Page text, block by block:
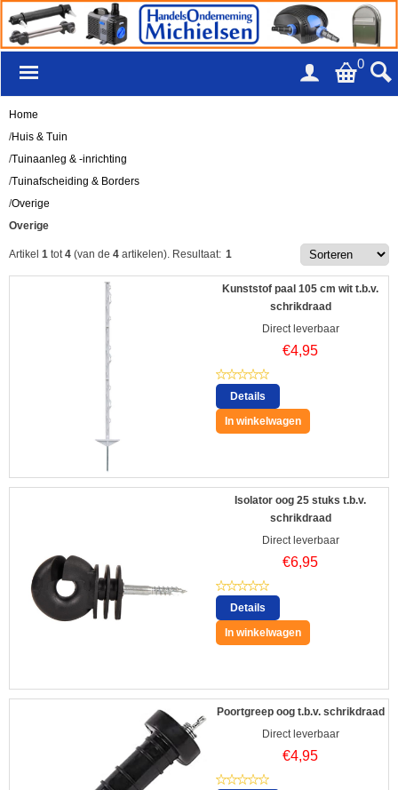
0
Home
/Huis & Tuin
/Tuinaanleg & -inrichting
/Tuinafscheiding & Borders
/Overige
Overige
Artikel 1 tot 4 (van de 4 artikelen). Resultaat: 1
Kunststof paal 105 cm wit t.b.v.
schrikdraad
Direct leverbaar
€4,95
Details
In winkelwagen
Isolator oog 25 stuks t.b.v.
schrikdraad
Direct leverbaar
€6,95
Details
In winkelwagen
Poortgreep oog t.b.v. schrikdraad
Direct leverbaar
€4,95